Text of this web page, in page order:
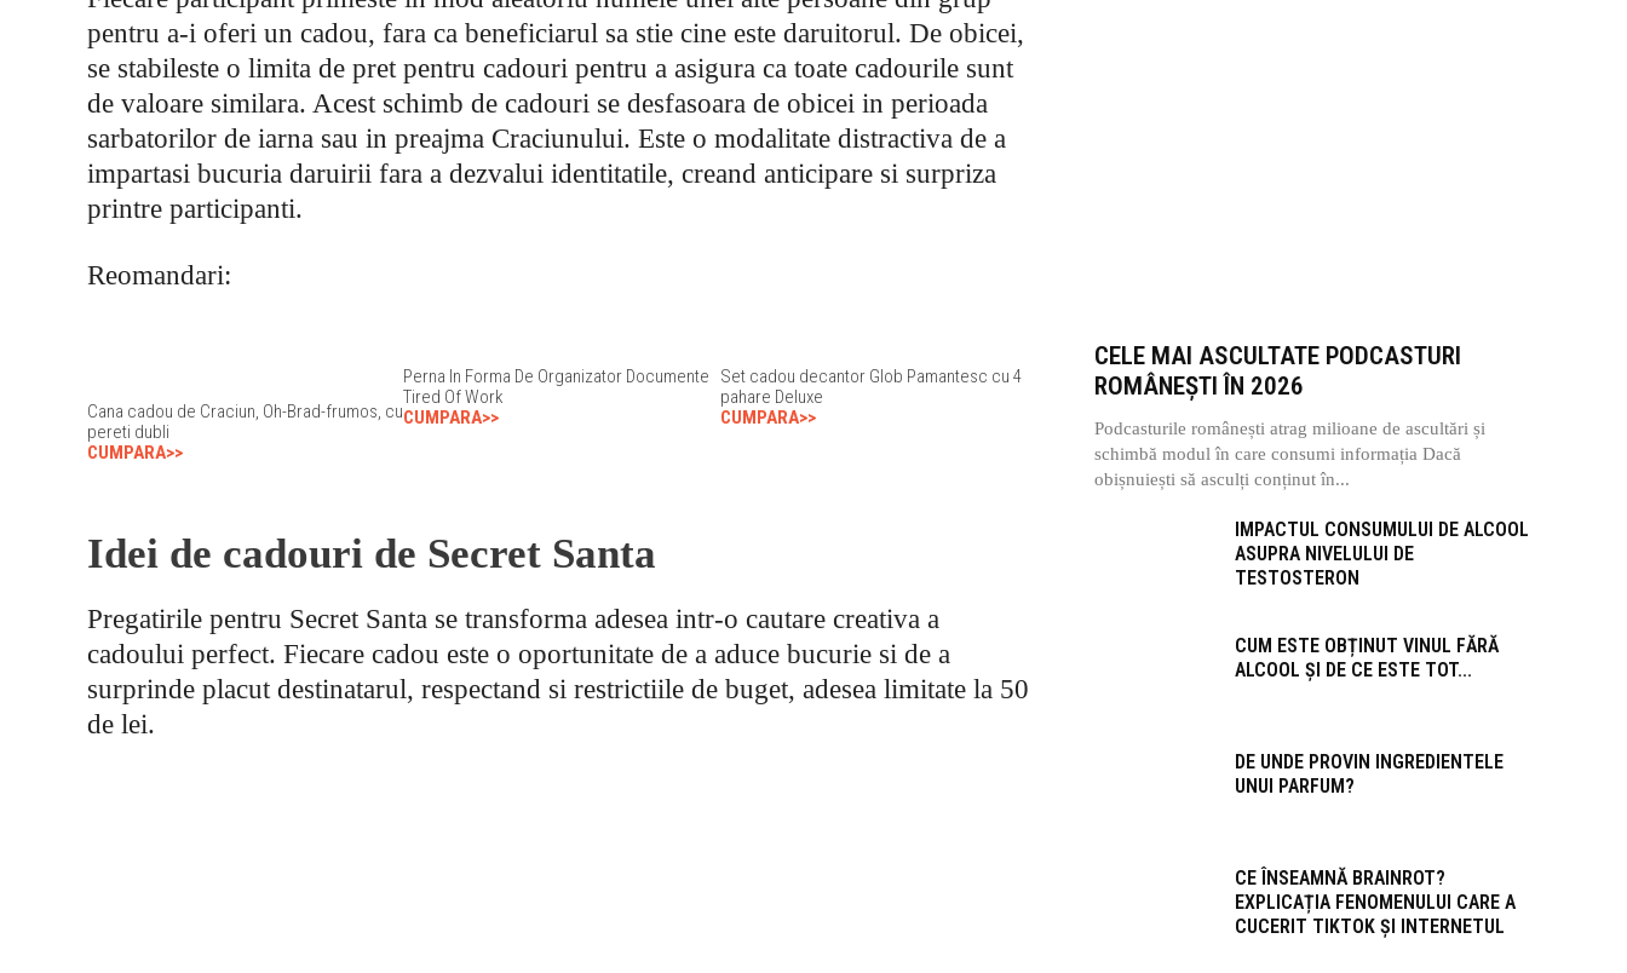
pentru a-i oferi un cadou, fara ca beneficiarul sa stie cine este daruitorul. De obicei,
se stabileste o limita de pret pentru cadouri pentru a asigura ca toate cadourile sunt
de valoare similara. Acest schimb de cadouri se desfasoara de obicei in perioada
sarbatorilor de iarna sau in preajma Craciunului. Este o modalitate distractiva de a
impartasi bucuria daruirii fara a dezvalui identitatile, creand anticipare si surpriza
printre participanti.
Reomandari:
Cana cadou de Craciun, Oh-Brad-frumos, cu
pereti dubli
CUMPARA>>
Perna In Forma De Organizator Documente
Tired Of Work
CUMPARA>>
Set cadou decantor Glob Pamantesc cu 4
pahare Deluxe
CUMPARA>>
Idei de cadouri de Secret Santa
Pregatirile pentru Secret Santa se transforma adesea intr-o cautare creativa a
cadoului perfect. Fiecare cadou este o oportunitate de a aduce bucurie si de a
surprinde placut destinatarul, respectand si restrictiile de buget, adesea limitate la 50
de lei.
CELE MAI ASCULTATE PODCASTURI
ROMÂNEȘTI ÎN 2026
Podcasturile românești atrag milioane de ascultări și
schimbă modul în care consumi informația Dacă
obișnuiești să asculți conținut în...
IMPACTUL CONSUMULUI DE ALCOOL
ASUPRA NIVELULUI DE
TESTOSTERON
CUM ESTE OBȚINUT VINUL FĂRĂ
ALCOOL ȘI DE CE ESTE TOT...
DE UNDE PROVIN INGREDIENTELE
UNUI PARFUM?
CE ÎNSEAMNĂ BRAINROT?
EXPLICAȚIA FENOMENULUI CARE A
CUCERIT TIKTOK ȘI INTERNETUL